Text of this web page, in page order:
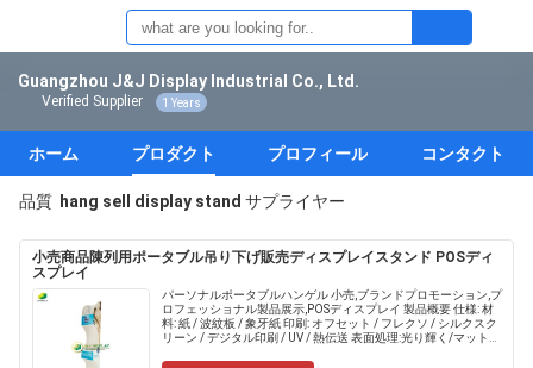
Guangzhou J&J Display Industrial Co., Ltd.
Verified Supplier 1 Years
ホーム プロダクト プロフィール コンタクト
品質 hang sell display stand サプライヤー
小売商品陳列用ポータブル吊り下げ販売ディスプレイスタンド POSディ
スプレイ
パーソナルポータブルハンゲル 小売,ブランドプロモーション,プ
ロフェッショナル製品展示,POSディスプレイ 製品概要 仕様: 材
料: 紙 / 波紋板 / 象牙紙 印刷: オフセット / フレクソ / シルクスク
リーン / デジタル印刷 / UV / 熱伝送 表面処理:光り輝く/マットラ